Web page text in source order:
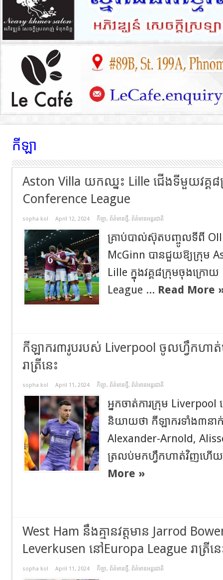
កីឡា
Aston Villa ​យក​ឈ្នះ Lille ​ជើង​ទី​មួយ​វគ្គ​
Conference League
sopha kol April 12, 2024 កីឡា, ព័ត៌មានថ្មី, ព័ត៌មានអន្តរជាតិ
គ្រាប់បាល់ស៊ុតបញ្ចូលទីពី
McGinn បានជួយឱ្យក្រុម
Lille ក្នុងវគ្គ៨ក្រុមចុងក្រោ
League ... Read More
កីឡាករ៣រូបរបស់ Liverpool ចូលហ្វឹកហា
រាត្រីនេះ
sopha kol April 11, 2024 កីឡា, ព័ត៌មានថ្មី, ព័ត៌មានអន្តរជាតិ
អ្នកចាត់ការក្រុម
និយាយថា កីឡាករទាំង៣នា
Alexander-Arnold,
ត្រលប់មកហ្វឹកហាត់វិញហើយ
More »
West Ham នឹងគ្មានវត្តមាន Jarrod
Leverkusen នៅEuropa League រាត្រីនេ
sopha kol April 11, 2024 កីឡា, ព័ត៌មានថ្មី, ព័ត៌មានអន្តរជាតិ